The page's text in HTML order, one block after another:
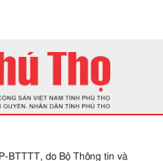
BTTTT, do Bộ Thông tin và